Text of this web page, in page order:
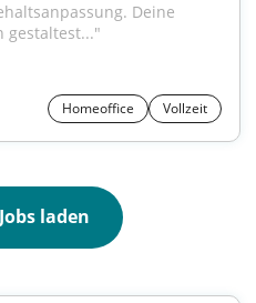
Deine
gestaltest..."
Homeoffice Vollzeit
laden